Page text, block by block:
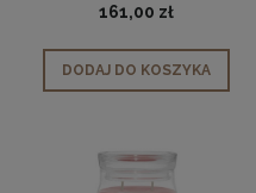
161,00 zł
DODAJ DO KOSZYKA